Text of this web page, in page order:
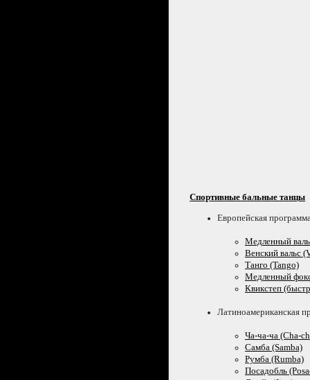
Спортивные бальные танцы
Европейская
Медленный
Венский вальс
Танго (Tango)
Медленный
Квикстеп
Латиноамериканская
Ча-ча-ча (Cha-
Самба (Samba)
Румба (Rumba)
Посадобль